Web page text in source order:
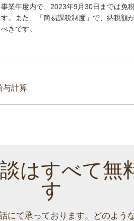
業年度内で、2023年9月30日までは免
。また、「簡易課税制度」で、納税額
きです。
与計算
はすべて無
す
にて承っております。
どのよう